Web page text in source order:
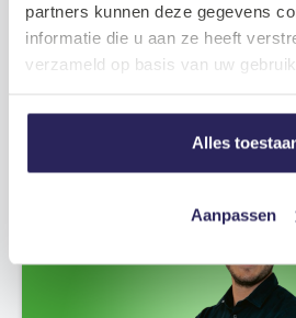
partners kunnen deze gegevens
informatie die u aan ze heeft
verzameld op basis van uw
Alles
Aanpassen
De eerste maanden van
2024.09.06